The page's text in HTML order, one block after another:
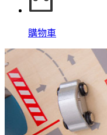
購物車